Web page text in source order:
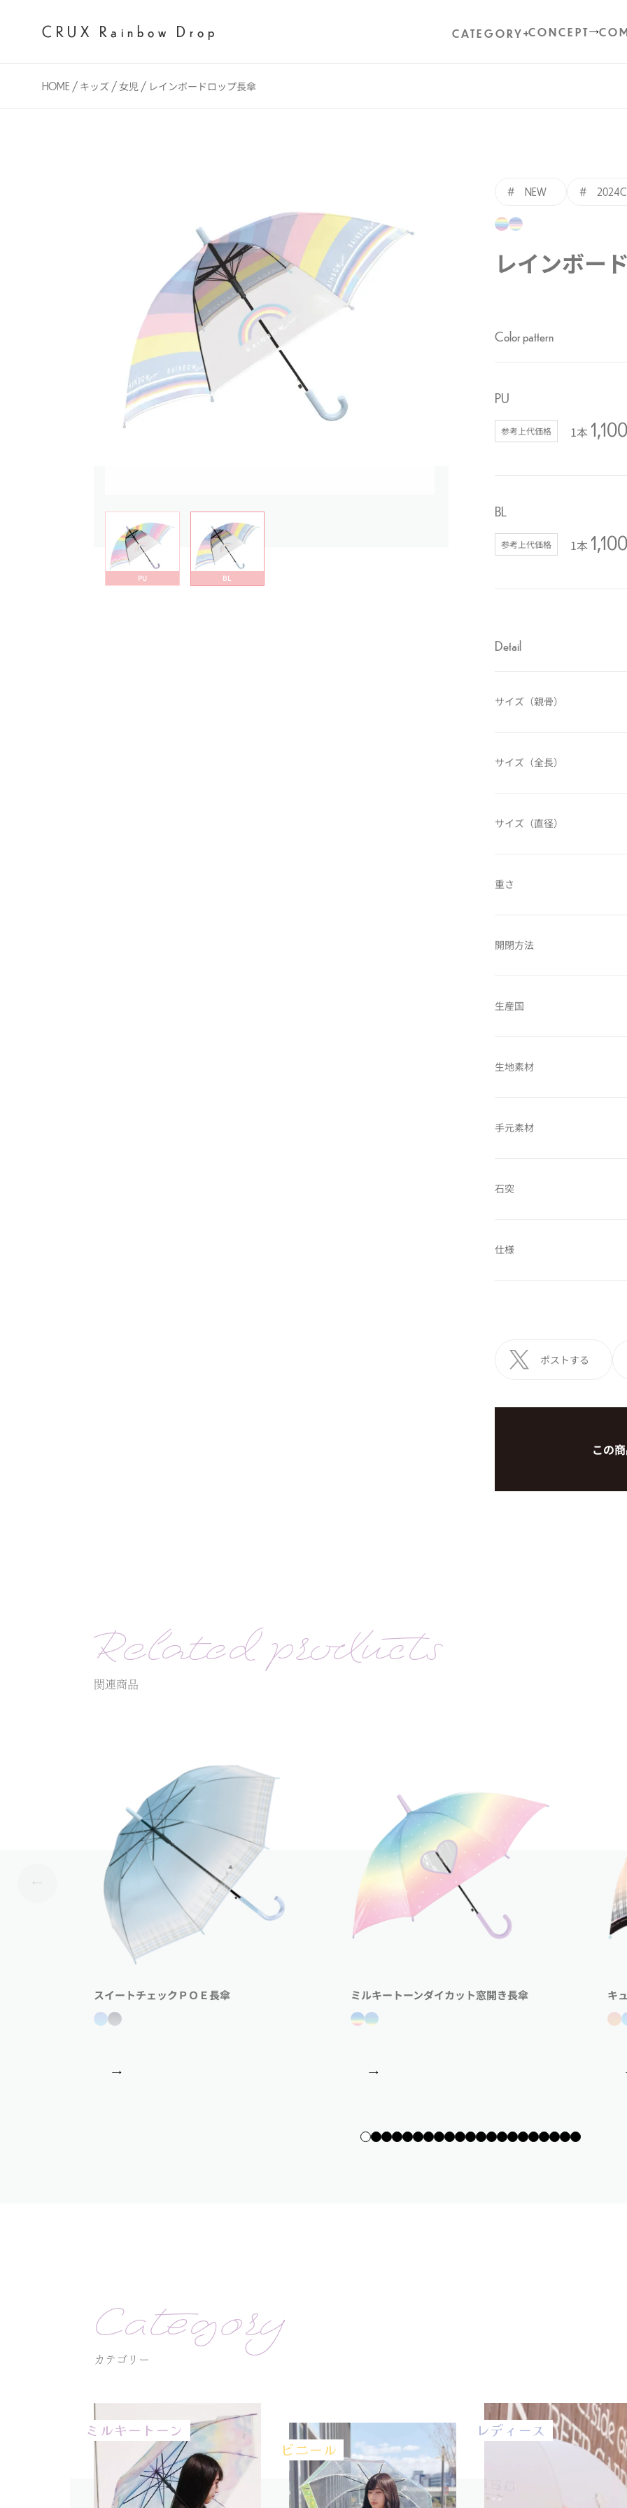
CRUX Rainbow Drop CATEGORY CONCEPT
HOME キッズ 女児 レインボードロップ長傘
PU BL
# NEW #
レインボー
Color pattern
PU
参考上代価格 1本 1,100
BL
参考上代価格 1本 1,100
Detail
サイズ（親骨）
サイズ（全長）
サイズ（直径）
重さ
開閉方法
生産国
生地素材
手元素材
石突
仕様
ポストする
この
Related products
関連商品
スイートチェックＰＯＥ長傘 ミルキートーンダイカット窓開き長傘 キ
Category
カテゴリー
ミルキートーン
ビニール
レディース